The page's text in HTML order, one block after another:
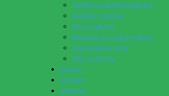
Zaštita osobnih podataka
Godišnji izvještaj
Javna nabava
Natječaji za radna mjesta
Zakonodavni okvir
Akti Instituta
Linkovi
Kontakt
webmail